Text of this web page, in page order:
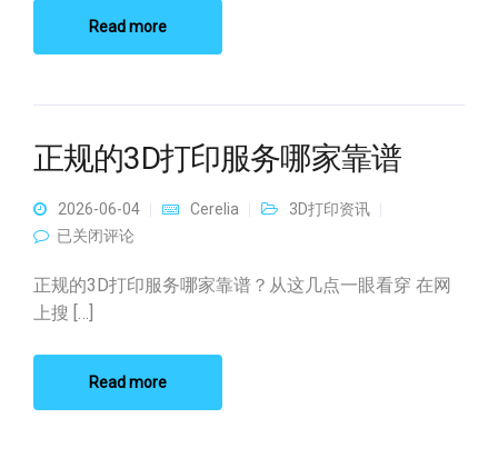
Read more
正规的3D打印服务哪家靠谱
2026-06-04 Cerelia
3D打印资讯
正规的3D打印服务哪家靠谱
已关闭评论
正规的3D打印服务哪家靠谱？从这几点一眼看穿 在网
上搜 […]
Read more